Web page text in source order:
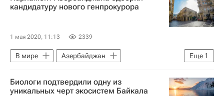
Дубна
Космос - РИА Наука
Южный полюс
Григорий Трубников
Валерий Фальков
кандидатуру нового генпрокурора
1 мая 2020, 11:13 2339
Еще 1
В мире
Азербайджан
Ильхам Алиев
Биологи подтвердили одну из
уникальных черт экосистем Байкала